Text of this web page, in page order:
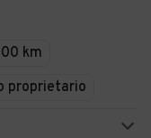
km
proprietario